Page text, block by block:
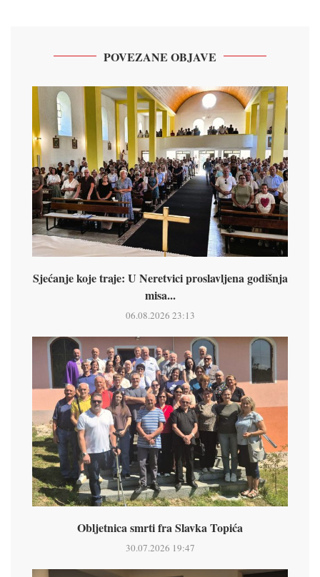
POVEZANE OBJAVE
Sjećanje koje traje: U Neretvici proslavljena godišnja
misa...
06.08.2026 23:13
Obljetnica smrti fra Slavka Topića
30.07.2026 19:47